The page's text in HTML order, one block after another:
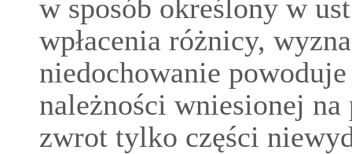
w sposób określony w
wpłacenia różnicy,
niedochowanie
należności wniesionej
zwrot tylko części